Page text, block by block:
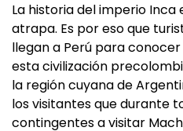
La historia del imperio
atrapa. Es por eso que
llegan a Perú para
esta civilización
la región cuyana de
los visitantes que durante
contingentes a visitar